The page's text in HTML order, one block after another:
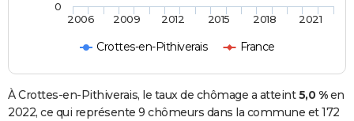
Crottes-en-Pithiverais France
2006 2009 2012 2015 2018 2021
0
À Crottes-en-Pithiverais, le taux de chômage a atteint5,0 %en
2022, ce qui représente 9 chômeurs dans la commune et 172